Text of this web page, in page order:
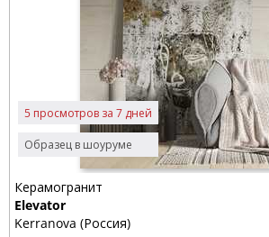
Образец в шоуруме
5 просмотров за 7 дней
Керамогранит
Elevator
Kerranova (Россия)